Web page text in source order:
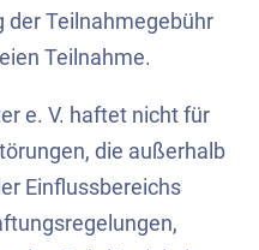
der Teilnahmegebühr
Teilnahme.
e. V. haftet nicht für
die außerhalb
Einflussbereichs